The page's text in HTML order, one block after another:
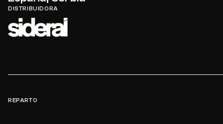
DISTRIBUIDORA
REPARTO
Ácida, divertida y tierna a partes
Explota todo el potencial de
Entrevistas
Si eres una agente con adiccine podrás alquilar